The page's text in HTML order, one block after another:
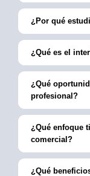
¿Por qué
¿Qué es el
¿Qué
profesional?
¿Qué enfoque
comercial?
¿Qué